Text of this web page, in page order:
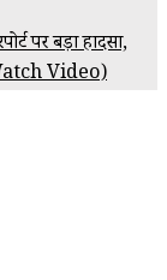
पर बड़ा हादसा,
Video)